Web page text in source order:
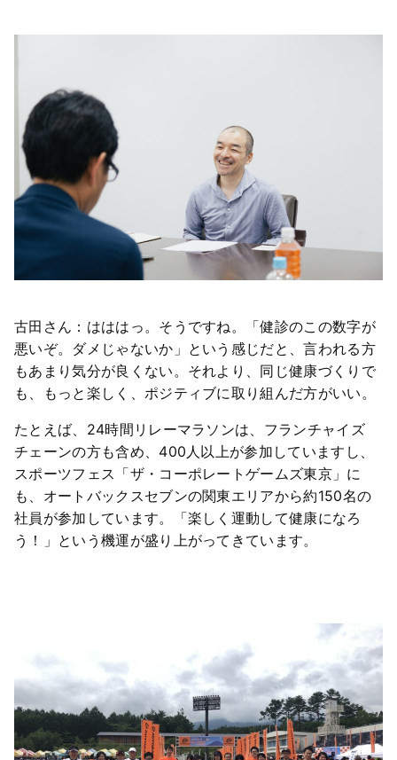
古田さん：はははっ。そうですね。「健診のこの数字が
悪いぞ。ダメじゃないか」という感じだと、言われる方
もあまり気分が良くない。それより、同じ健康づくりで
も、もっと楽しく、ポジティブに取り組んだ方がいい。
たとえば、24時間リレーマラソンは、フランチャイズ
チェーンの方も含め、400人以上が参加していますし、
スポーツフェス「ザ・コーポレートゲームズ東京」に
も、オートバックスセブンの関東エリアから約150名の
社員が参加しています。「楽しく運動して健康になろ
う！」という機運が盛り上がってきています。